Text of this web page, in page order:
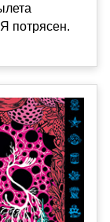
потрясен.